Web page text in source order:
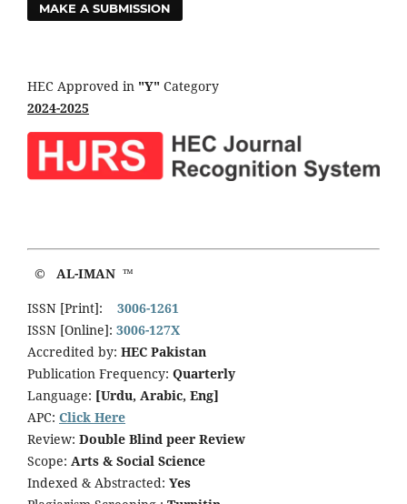
MAKE A SUBMISSION
HEC Approved in "Y" Category
2024-2025
© AL-IMAN ™
ISSN [Print]:
3006-1261
ISSN [Online]: 3006-127X
Accredited by: HEC Pakistan
Publication Frequency: Quarterly
Language: [Urdu, Arabic, Eng]
APC: Click Here
Review: Double Blind peer Review
Scope: Arts & Social Science
Indexed & Abstracted: Yes